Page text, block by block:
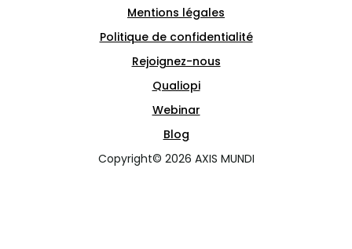
Mentions légales
Politique de confidentialité
Rejoignez-nous
Qualiopi
Webinar
Blog
Copyright© 2026 AXIS MUNDI